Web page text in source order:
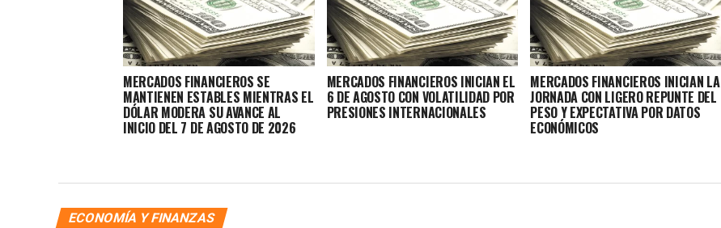
MERCADOS FINANCIEROS SE
MANTIENEN ESTABLES MIENTRAS EL
DÓLAR MODERA SU AVANCE AL
INICIO DEL 7 DE AGOSTO DE 2026
MERCADOS FINANCIEROS INICIAN EL
6 DE AGOSTO CON VOLATILIDAD POR
PRESIONES INTERNACIONALES
MERCADOS FINANCIEROS INICIAN LA
JORNADA CON LIGERO REPUNTE DEL
PESO Y EXPECTATIVA POR DATOS
ECONÓMICOS
ECONOMÍA Y FINANZAS